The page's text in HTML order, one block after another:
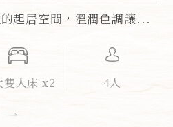
起居空間，溫潤色調讓...
雙人床 x2 4人